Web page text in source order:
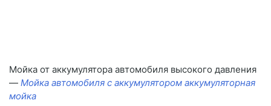
Мойка от аккумулятора автомобиля высокого давления
— Мойка автомобиля с аккумулятором аккумуляторная
мойка